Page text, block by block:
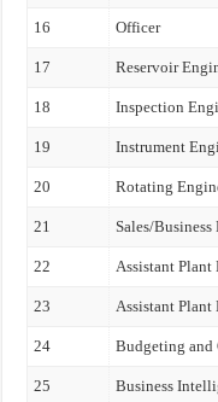
16 Officer
17 Reservoir
18 Inspection
19 Instrument
20 Rotating
21 Sales/
22 Assistant Plant
23 Assistant Plant
24 Budgeting and
25 Business